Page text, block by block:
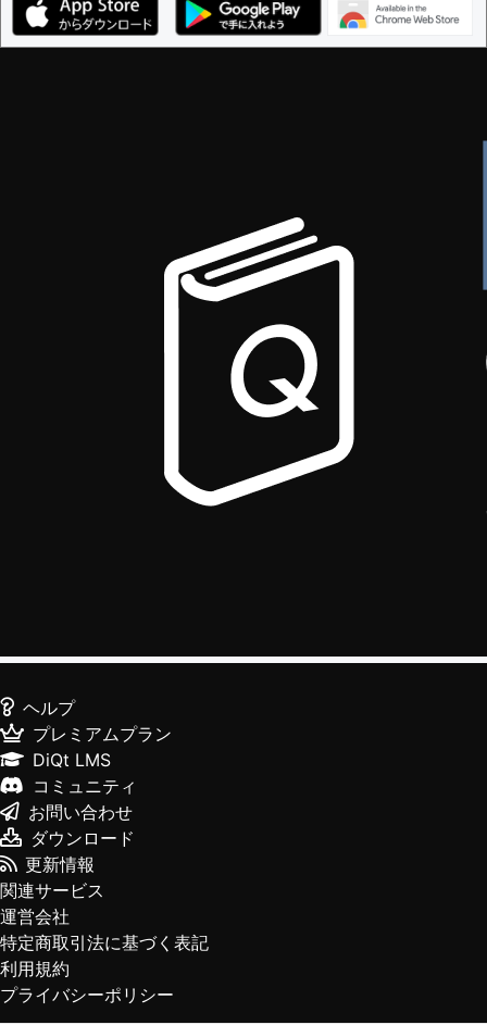
ヘルプ
プレミアムプラン
DiQt LMS
コミュニティ
お問い合わせ
ダウンロード
更新情報
関連サービス
運営会社
特定商取引法に基づく表記
利用規約
プライバシーポリシー